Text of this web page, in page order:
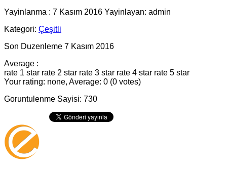
Yayinlanma : 7 Kasım 2016 Yayinlayan: admin
Kategori: Çeşitli
Son Duzenleme 7 Kasım 2016
Average :
rate 1 star rate 2 star rate 3 star rate 4 star rate 5 star
Your rating: none, Average: 0 (0 votes)
Goruntulenme Sayisi: 730